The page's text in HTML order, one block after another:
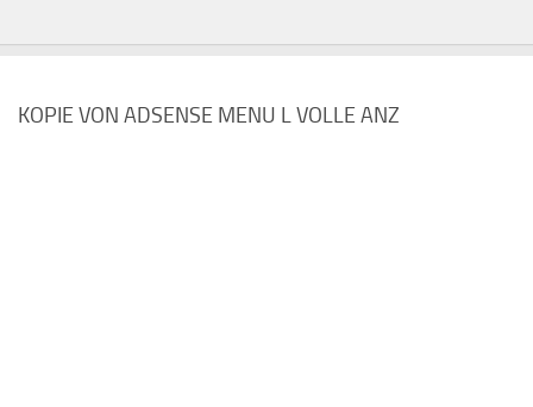
KOPIE VON ADSENSE MENU L VOLLE ANZ